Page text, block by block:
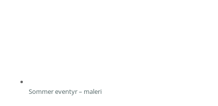
Sommer eventyr – maleri